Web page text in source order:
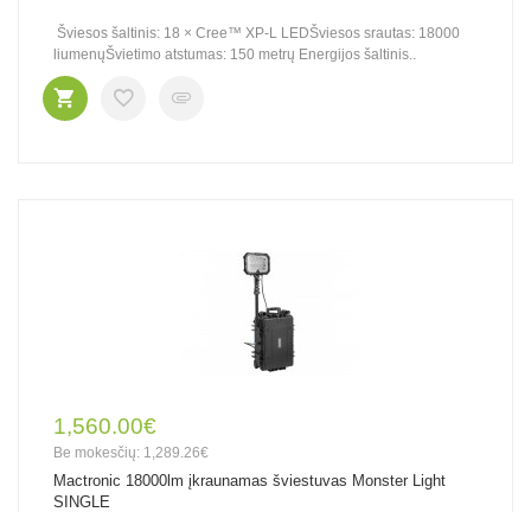
Šviesos šaltinis: 18 × Cree™ XP-L LEDŠviesos srautas: 18000
liumenųŠvietimo atstumas: 150 metrų Energijos šaltinis..
1,560.00€
Be mokesčių: 1,289.26€
Mactronic 18000lm įkraunamas šviestuvas Monster Light
SINGLE